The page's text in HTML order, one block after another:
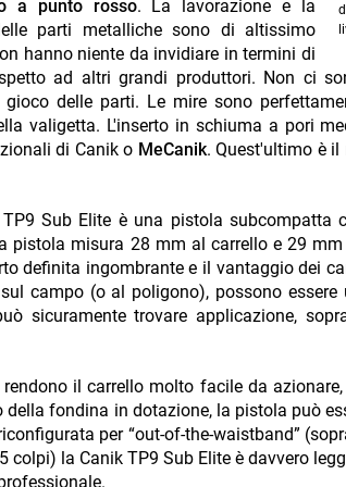
a punto rosso. La lavorazione e la
parti metalliche sono di altissimo
hanno niente da invidiare in termini di
ad altri grandi produttori. Non ci
delle parti. Le mire sono
valigetta. L'inserto in schiuma a pori
di Canik o MeCanik. Quest'ultimo è
Sub Elite è una pistola subcompatta
pistola misura 28 mm al carrello e 29
definita ingombrante e il vantaggio dei
campo (o al poligono), possono
sicuramente trovare applicazione,
il carrello molto facile da
fondina in dotazione, la pistola può
per “out-of-the-waistband”
la Canik TP9 Sub Elite è davvero